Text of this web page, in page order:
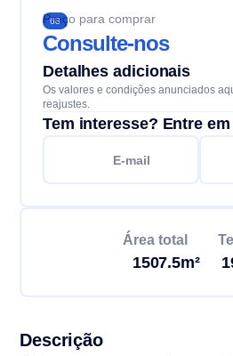
68
Preço para comprar
Consulte-nos
Detalhes adicionais
Os valores e condições anunciados
reajustes.
Tem interesse? Entre
E-mail
Área total
1507.5m²
Descrição